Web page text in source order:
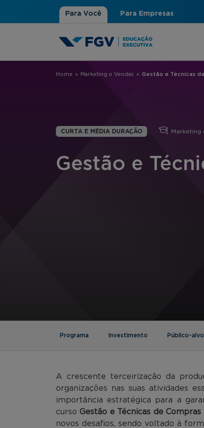
Para Você Para Empresas
Você está aqui
Home » Marketing e Vendas » Gestão e Técnicas
CURTA E MÉDIA DURAÇÃO Marketing
Gestão e
Programa Investimento Público-alvo
A crescente terceirização da
organizações nas suas atividades
importância estratégica para a
curso Gestão e Técnicas de Compras
novos desafios, sendo voltado à